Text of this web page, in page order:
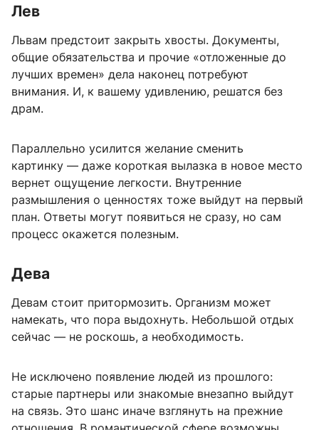
Лев
Львам предстоит закрыть хвосты. Документы,
общие обязательства и прочие «отложенные до
лучших времен» дела наконец потребуют
внимания. И, к вашему удивлению, решатся без
драм.
Параллельно усилится желание сменить
картинку — даже короткая вылазка в новое место
вернет ощущение легкости. Внутренние
размышления о ценностях тоже выйдут на первый
план. Ответы могут появиться не сразу, но сам
процесс окажется полезным.
Дева
Девам стоит притормозить. Организм может
намекать, что пора выдохнуть. Небольшой отдых
сейчас — не роскошь, а необходимость.
Не исключено появление людей из прошлого:
старые партнеры или знакомые внезапно выйдут
на связь. Это шанс иначе взглянуть на прежние